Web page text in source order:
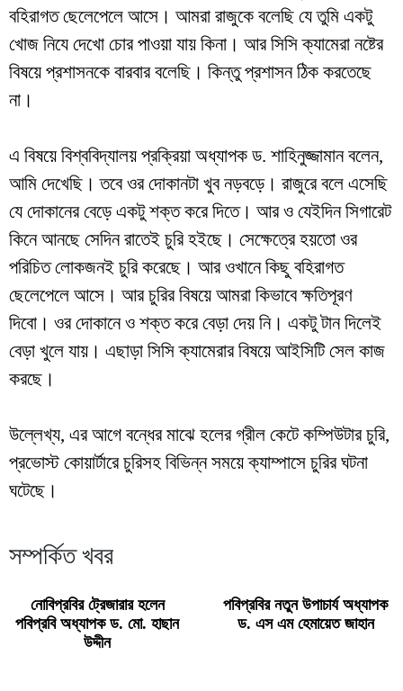
বহিরাগত ছেলেপেলে আসে। আমরা রাজুকে বলেছি যে তুমি একটু
খোজ নিযে দেখো চোর পাওয়া যায় কিনা। আর সিসি ক্যামেরা নষ্টের
বিষয়ে প্রশাসনকে বারবার বলেছি। কিন্তু প্রশাসন ঠিক করতেছে
না।
এ বিষয়ে বিশ্ববিদ্যালয় প্রক্রিয়া অধ্যাপক ড. শাহিনুজ্জামান বলেন,
আমি দেখেছি। তবে ওর দোকানটা খুব নড়বড়ে। রাজুরে বলে এসেছি
যে দোকানের বেড়ে একটু শক্ত করে দিতে। আর ও যেইদিন সিগারেট
কিনে আনছে সেদিন রাতেই চুরি হইছে। সেক্ষেত্রে হয়তো ওর
পরিচিত লোকজনই চুরি করেছে। আর ওখানে কিছু বহিরাগত
ছেলেপেলে আসে। আর চুরির বিষয়ে আমরা কিভাবে ক্ষতিপূরণ
দিবো। ওর দোকানে ও শক্ত করে বেড়া দেয় নি। একটু টান দিলেই
বেড়া খুলে যায়। এছাড়া সিসি ক্যামেরার বিষয়ে আইসিটি সেল কাজ
করছে।
উল্লেখ্য, এর আগে বন্ধের মাঝে হলের গ্রীল কেটে কম্পিউটার চুরি,
প্রভোস্ট কোয়ার্টারে চুরিসহ বিভিন্ন সময়ে ক্যাম্পাসে চুরির ঘটনা
ঘটেছে।
সম্পর্কিত খবর
নোবিপ্রবির ট্রেজারার হলেন
পবিপ্রবি অধ্যাপক ড. মো. হাছান
উদ্দীন
পবিপ্রবির নতুন উপাচার্য অধ্যাপক
ড. এস এম হেমায়েত জাহান